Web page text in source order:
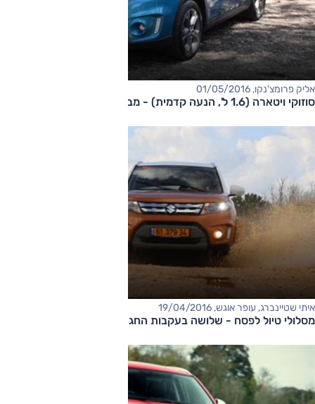
אליק פרומצ'נקו, 01/05/2016
סוזוקי ויטארה (1.6 ל', הנעה קדמית) - מבחן דרכים
איתי שטיינברג, עופר אוגש, 19/04/2016
מסלולי טיול לפסח - שלושה בעקבות החג